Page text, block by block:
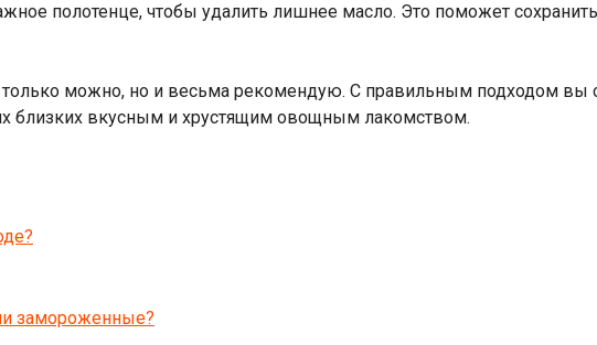
полотенце, чтобы удалить лишнее масло. Это поможет
только можно, но и весьма рекомендую. С правильным подходом вы
близких вкусным и хрустящим овощным лакомством.
замороженные?